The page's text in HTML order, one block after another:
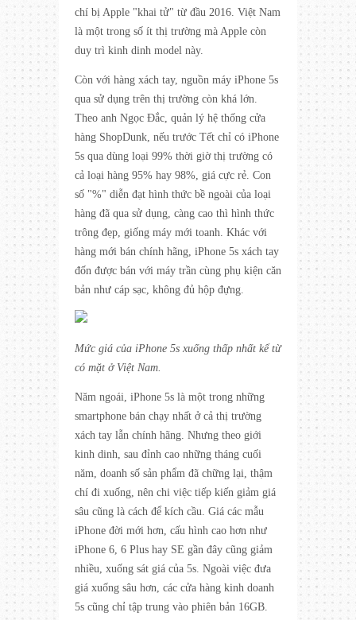
chí bị Apple "khai tử" từ đầu 2016. Việt Nam
là một trong số ít thị trường mà Apple còn
duy trì kinh dinh model này.
Còn với hàng xách tay, nguồn máy iPhone 5s
qua sử dụng trên thị trường còn khá lớn.
Theo anh Ngọc Đắc, quản lý hệ thống cửa
hàng ShopDunk, nếu trước Tết chỉ có iPhone
5s qua dùng loại 99% thời giờ thị trường có
cả loại hàng 95% hay 98%, giá cực rẻ. Con
số "%" diễn đạt hình thức bề ngoài của loại
hàng đã qua sử dụng, càng cao thì hình thức
trông đẹp, giống máy mới toanh. Khác với
hàng mới bán chính hãng, iPhone 5s xách tay
đốn được bán với máy trần cùng phụ kiện căn
bản như cáp sạc, không đủ hộp đựng.
Mức giá của iPhone 5s xuống thấp nhất kể từ
có mặt ở Việt Nam.
Năm ngoái, iPhone 5s là một trong những
smartphone bán chạy nhất ở cả thị trường
xách tay lẫn chính hãng. Nhưng theo giới
kinh dinh, sau đỉnh cao những tháng cuối
năm, doanh số sản phẩm đã chững lại, thậm
chí đi xuống, nên chi việc tiếp kiến giảm giá
sâu cũng là cách để kích cầu. Giá các mẫu
iPhone đời mới hơn, cấu hình cao hơn như
iPhone 6, 6 Plus hay SE gần đây cũng giảm
nhiều, xuống sát giá của 5s. Ngoài việc đưa
giá xuống sâu hơn, các cửa hàng kinh doanh
5s cũng chỉ tập trung vào phiên bản 16GB.